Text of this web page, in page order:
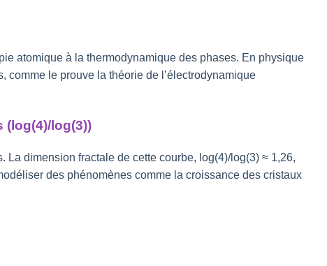
atomique à la thermodynamique des phases. En physique
le prouve la théorie de l’électrodynamique
(log(4)/log(3))
dimension fractale de cette courbe, log(4)/log(3) ≈ 1,26,
des phénomènes comme la croissance des cristaux